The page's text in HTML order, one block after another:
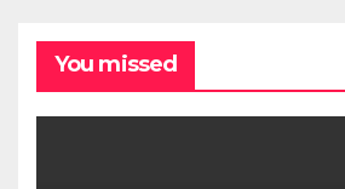
You missed